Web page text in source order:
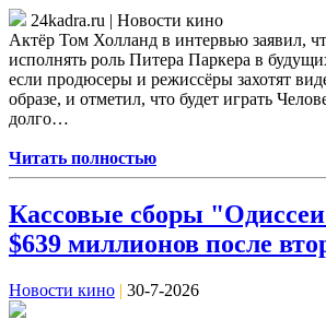
24kadra.ru | Новости кино
Актёр Том Холланд в интервью заявил,
исполнять роль Питера Паркера в
если продюсеры и режиссёры захотят
образе, и отметил, что будет играть
долго…
Читать полностью
Кассовые сборы
$639 миллионов после
Новости кино | 30-7-2026